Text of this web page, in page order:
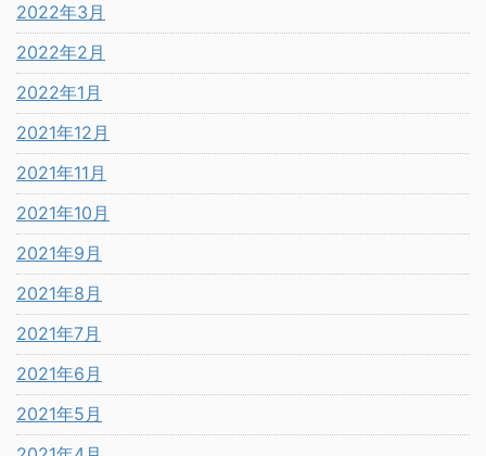
2022年3月
2022年2月
2022年1月
2021年12月
2021年11月
2021年10月
2021年9月
2021年8月
2021年7月
2021年6月
2021年5月